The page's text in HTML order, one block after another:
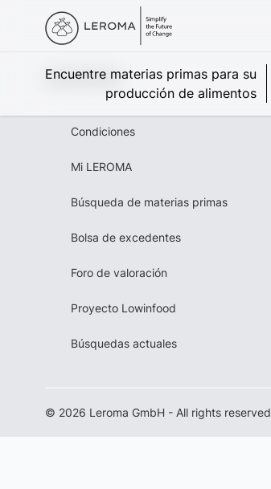
Encuentre materias primas para su
producción de alimentos
Leroma
Condiciones
Mi LEROMA
Búsqueda de materias primas
Bolsa de excedentes
Foro de valoración
Proyecto Lowinfood
Búsquedas actuales
© 2026 Leroma GmbH - All rights reserved